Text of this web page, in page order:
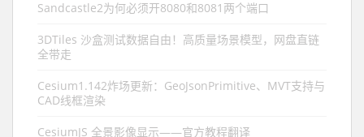
Sandcastle2为何必须开8080和8081两个端口
3DTiles 沙盒测试数据自由！高质量场景模型，网盘直链
全带走
Cesium1.142炸场更新：GeoJsonPrimitive、MVT支持与
CAD线框渲染
CesiumJS 全景影像显示——官方教程翻译